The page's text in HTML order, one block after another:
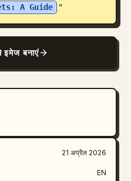
A Guide
"
बनाएं
21 अप्रैल 2026
EN